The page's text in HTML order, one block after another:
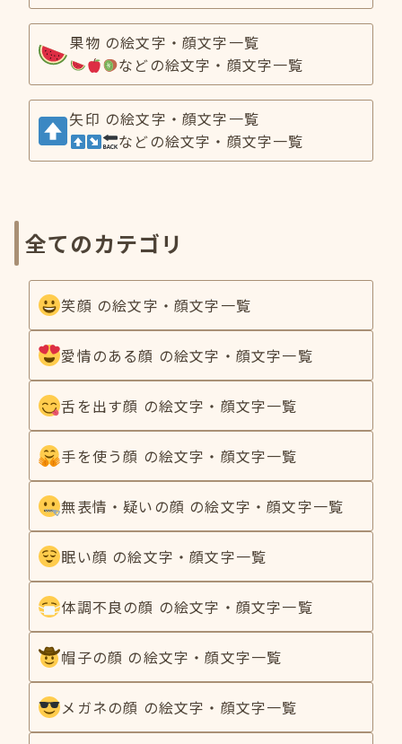
果物 の絵文字・顔文字一覧
などの絵文字・顔文字一覧
矢印 の絵文字・顔文字一覧
などの絵文字・顔文字一覧
全てのカテゴリ
笑顔 の絵文字・顔文字一覧
愛情のある顔 の絵文字・顔文字一覧
舌を出す顔 の絵文字・顔文字一覧
手を使う顔 の絵文字・顔文字一覧
無表情・疑いの顔 の絵文字・顔文字一覧
眠い顔 の絵文字・顔文字一覧
体調不良の顔 の絵文字・顔文字一覧
帽子の顔 の絵文字・顔文字一覧
メガネの顔 の絵文字・顔文字一覧